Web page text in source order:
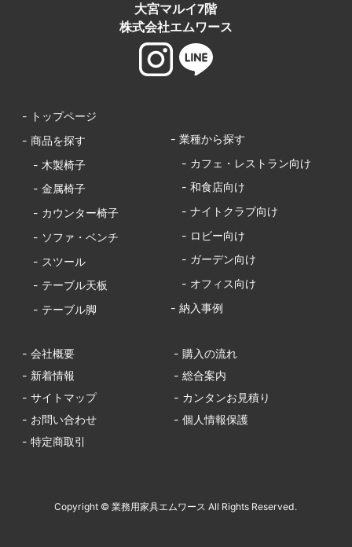
大宮マルイ7階
株式会社エムワース
- トップページ
- 商品を探す
- 木製椅子
- 金属椅子
- カウンター椅子
- ソファ・ベンチ
- スツール
- テーブル天板
- テーブル脚
- 業種から探す
- カフェ・レストラン向け
- 和食店向け
- ナイトクラブ向け
- ロビー向け
- ガーデン向け
- オフィス向け
- 納入事例
- 会社概要
- 購入の流れ
- 新着情報
- 総合案内
- サイトマップ
- カンタンお見積り
- お問い合わせ
- 個人情報保護
- 特定商取引
Copyright © 業務用家具エムワース All Rights Reserved.